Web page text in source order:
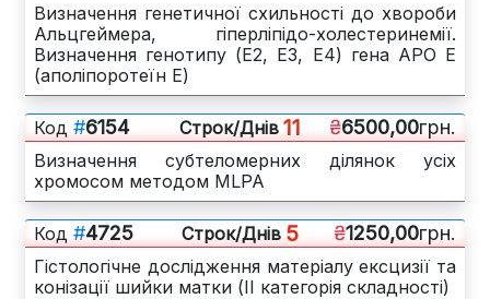
Визначення генетичної схильності до хвороби
Альцгеймера, гіперліпідо-холестеринемії.
Визначення генотипу (E2, E3, E4) гена АРО Е
(аполіпоротеїн Е)
Код #6154 Cтрок/Днів 11 ₴6500,00грн.
Визначення субтеломерних ділянок усіх
хромосом методом MLPA
Код #4725 Cтрок/Днів 5 ₴1250,00грн.
Гістологічне дослідження матеріалу ексцизії та
конізації шийки матки (ІІ категорія складності)